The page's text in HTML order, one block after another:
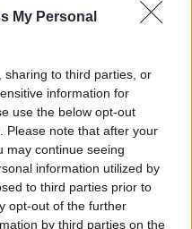
My Personal
sharing to third parties, or
information for
use the below opt-out
Please note that after your
may continue seeing
information utilized by
to third parties prior to
opt-out of the further
by third parties on the
os por nuestras/os
viajeras/os que nos orientarán,
viaje contigo. Saben cómo
y tratarán de hacerte la vida
ruta que se pretende hacer
qué comer y cambios en el
el grupo. Son ese hombre o
dónde ir, en quién confiar y
un claro liderazgo. Podéis
del Viaje.